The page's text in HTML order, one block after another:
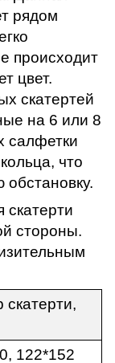
рядом
происходит
цвет.
скатертей
на 6 или 8
салфетки
что
скатерти
стороны.
скатерти,
122*152